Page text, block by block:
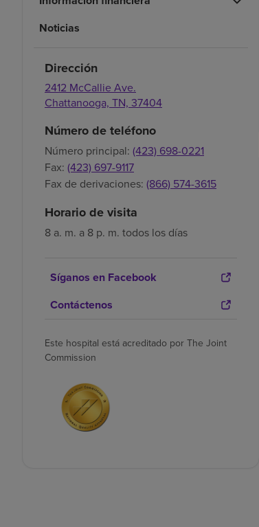
Noticias
Dirección
2412 McCallie Ave.
Chattanooga, TN, 37404
Número de teléfono
Número principal: (423) 698-0221
Fax: (423) 697-9117
Fax de derivaciones: (866) 574-3615
Horario de visita
8 a. m. a 8 p. m. todos los días
Síganos en Facebook
Contáctenos
Este hospital está acreditado por The Joint
Commission